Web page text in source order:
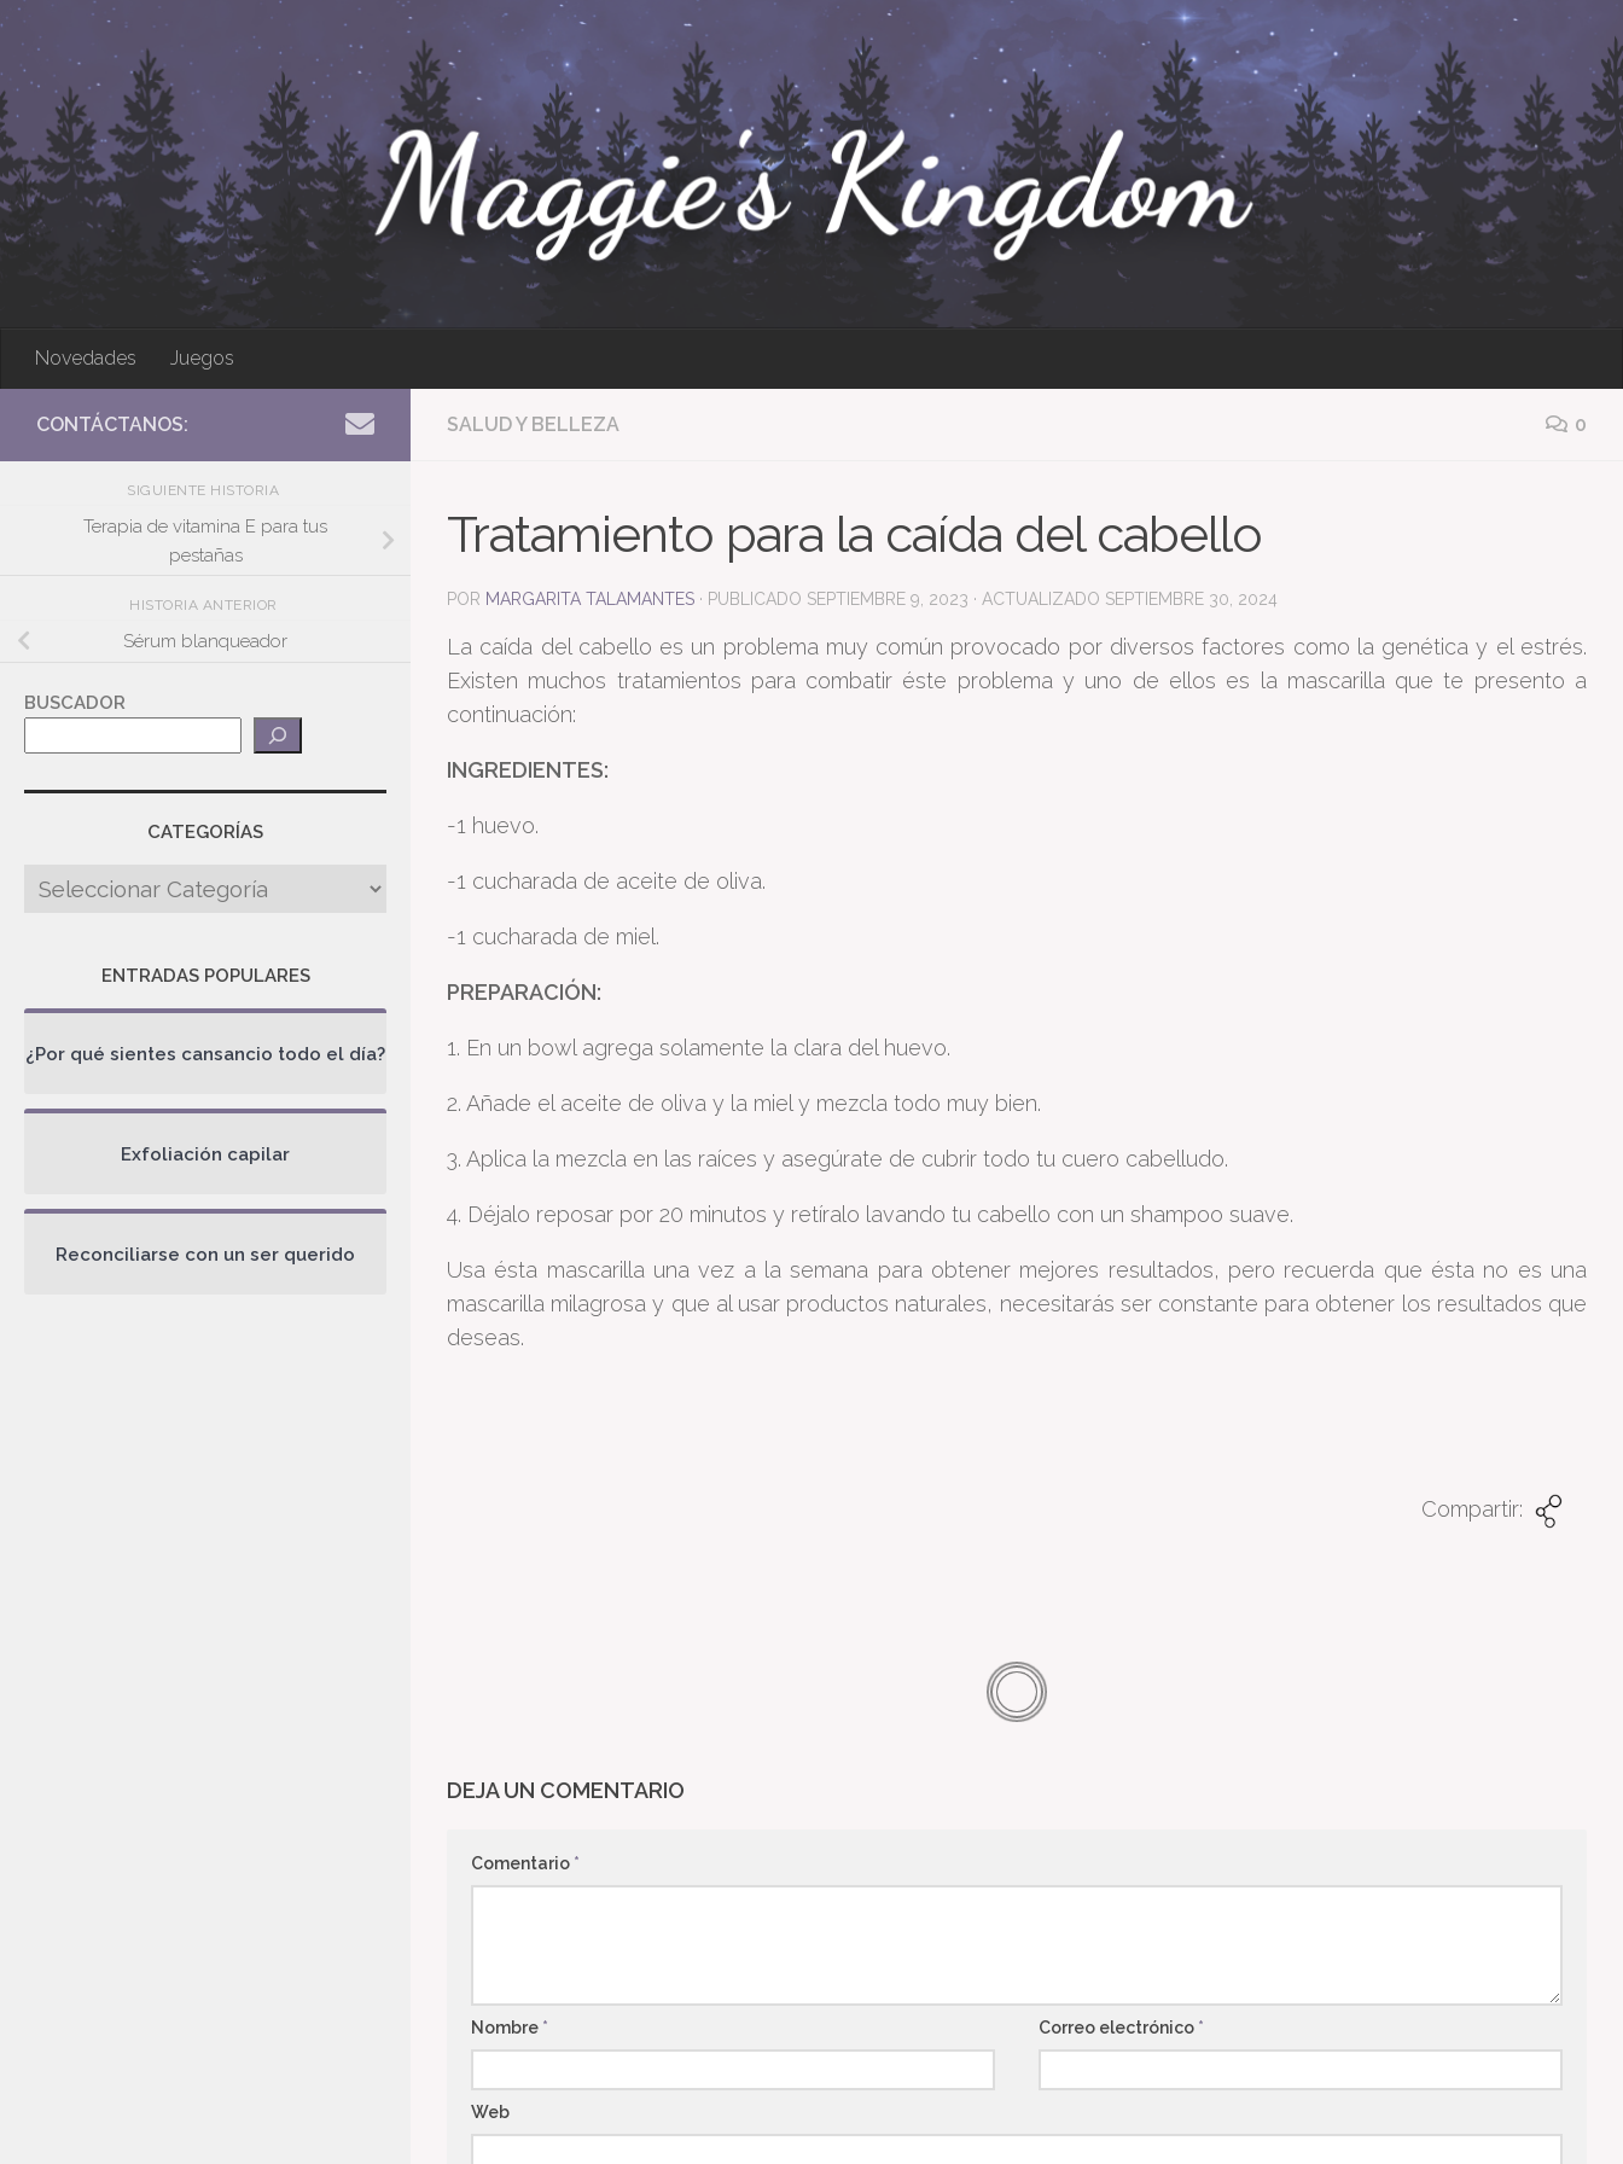
Bajo el contenido
Novedades Juegos
SALUD Y BELLEZA 0
Tratamiento para la caída del cabello
POR MARGARITA TALAMANTES · PUBLICADO SEPTIEMBRE 9, 2023 · ACTUALIZADO SEPTIEMBRE 30, 2024
La caída del cabello es un problema muy común provocado por diversos factores como la genética y el estrés.
Existen muchos tratamientos para combatir éste problema y uno de ellos es la mascarilla que te presento a
continuación:
INGREDIENTES:
-1 huevo.
-1 cucharada de aceite de oliva.
-1 cucharada de miel.
PREPARACIÓN:
1. En un bowl agrega solamente la clara del huevo.
2. Añade el aceite de oliva y la miel y mezcla todo muy bien.
3. Aplica la mezcla en las raíces y asegúrate de cubrir todo tu cuero cabelludo.
4. Déjalo reposar por 20 minutos y retíralo lavando tu cabello con un shampoo suave.
Usa ésta mascarilla una vez a la semana para obtener mejores resultados, pero recuerda que ésta no es una
mascarilla milagrosa y que al usar productos naturales, necesitarás ser constante para obtener los resultados que
deseas.
Compartir:
DEJA UN COMENTARIO
Comentario *
Nombre * Correo electrónico *
Web
CONTÁCTANOS:
SIGUIENTE HISTORIA
Terapia de vitamina E para tus
pestañas
HISTORIA ANTERIOR
Sérum blanqueador
BUSCADOR
CATEGORÍAS
ENTRADAS POPULARES
¿Por qué sientes cansancio todo el día?
Exfoliación capilar
Reconciliarse con un ser querido